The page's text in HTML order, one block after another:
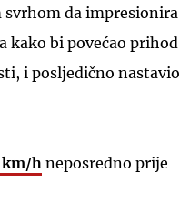
da impresionira
bi povećao prihod
i posljedično nastavio
km/hneposredno prije